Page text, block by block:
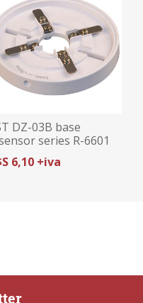
DZ-03B base
series R-6601
6,10 +iva